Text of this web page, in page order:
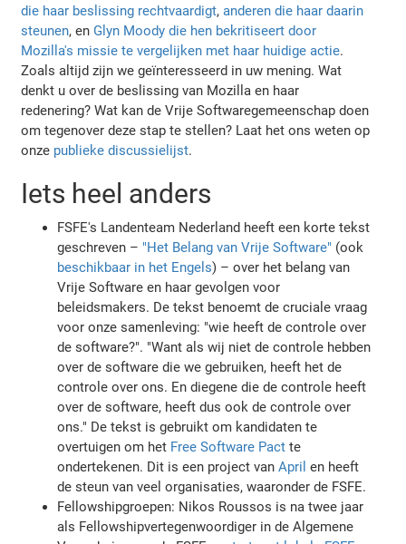
die haar beslissing rechtvaardigt,anderen die haar daarin
steunen, en Glyn Moody die hen bekritiseert door
Mozilla's missie te vergelijken met haar huidige actie.
Zoals altijd zijn we geïnteresseerd in uw mening. Wat
denkt u over de beslissing van Mozilla en haar
redenering? Wat kan de Vrije Softwaregemeenschap doen
om tegenover deze stap te stellen? Laat het ons weten op
onze publieke discussielijst.
Iets heel anders
FSFE's Landenteam Nederland heeft een korte tekst
geschreven – "Het Belang van Vrije Software" (ook
beschikbaar in het Engels) – over het belang van
Vrije Software en haar gevolgen voor
beleidsmakers. De tekst benoemt de cruciale vraag
voor onze samenleving: "wie heeft de controle over
de software?". "Want als wij niet de controle hebben
over de software die we gebruiken, heeft het de
controle over ons. En diegene die de controle heeft
over de software, heeft dus ook de controle over
ons." De tekst is gebruikt om kandidaten te
overtuigen om het Free Software Pact te
ondertekenen. Dit is een project vanApril en heeft
de steun van veel organisaties, waaronder de FSFE.
Fellowshipgroepen: Nikos Roussos is na twee jaar
als Fellowshipvertegenwoordiger in de Algemene